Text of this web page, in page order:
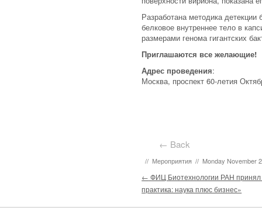
Разработана методика
белковое внутреннее тело в
размерами генома гигантских
Приглашаются все желающие!
Адрес проведения:
Москва, проспект 60-летия
← Back
// Мероприятия // Monday November
Post navigation
← ФИЦ Биотехнологии РАН принял
практика: наука плюс бизнес»